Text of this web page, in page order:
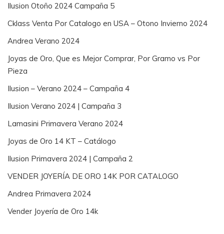
Ilusion Otoño 2024 Campaña 5
Cklass Venta Por Catalogo en USA – Otono Invierno 2024
Andrea Verano 2024
Joyas de Oro, Que es Mejor Comprar, Por Gramo vs Por
Pieza
Ilusion – Verano 2024 – Campaña 4
Ilusion Verano 2024 | Campaña 3
Lamasini Primavera Verano 2024
Joyas de Oro 14 KT – Catálogo
Ilusion Primavera 2024 | Campaña 2
VENDER JOYERÍA DE ORO 14K POR CATALOGO
Andrea Primavera 2024
Vender Joyería de Oro 14k